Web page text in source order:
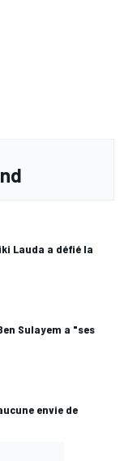
Lauda a défié la
Sulayem a "ses
envie de